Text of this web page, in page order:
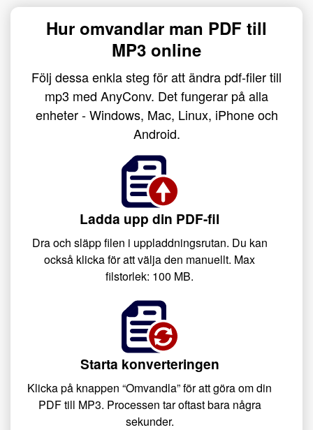
Hur omvandlar man PDF till
MP3 online
Följ dessa enkla steg för att ändra pdf-filer till
mp3 med AnyConv. Det fungerar på alla
enheter - Windows, Mac, Linux, iPhone och
Android.
Ladda upp din PDF-fil
Dra och släpp filen i uppladdningsrutan. Du kan
också klicka för att välja den manuellt. Max
filstorlek: 100 MB.
Starta konverteringen
Klicka på knappen “Omvandla” för att göra om din
PDF till MP3. Processen tar oftast bara några
sekunder.